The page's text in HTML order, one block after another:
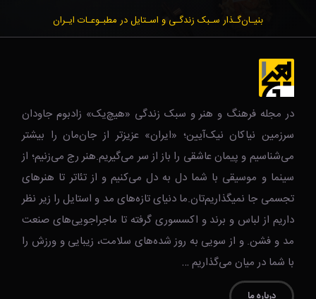
بنیـان‌گـذار سـبک زندگـی و اسـتایل در مطبـوعـات ایـران
در مجله فرهنگ و هنر و سبک زندگی‌ «هیچ‌یک» زادبوم جاودان
سرزمین نیاکان نیک‌‌‌آیین؛ «ایران» عزیزتر از جان‌مان را بیشتر
می‌شناسیم و پیمان عاشقی را باز از سر می‌گیریم.هنر رج می‌زنیم؛ از
سینما و موسیقی با شما دل به دل می‌کنیم و از تئاتر تا هنرهای
تجسمی جا نمیگذاریم‌تان.ما دنیای تازه‌های مد و استایل را زیر نظر
داریم از لباس و برند و اکسسوری گرفته تا ماجراجویی‌های صنعت
مد و فشن. و از سویی به روز شده‌های سلامت، زیبایی و ورزش را
با شما در میان می‌گذاریم …
درباره ما